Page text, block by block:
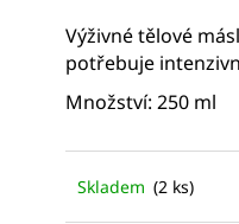
hvězdiček.
Výživné tělové
potřebuje
Množství: 250 ml
Skladem (2 ks)
LÉKAŘSKÁ